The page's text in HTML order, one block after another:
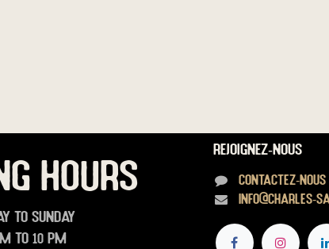
Rejoignez-nous
Contactez-nous
info@charles-
HOURS
to Sunday
to 10 pm